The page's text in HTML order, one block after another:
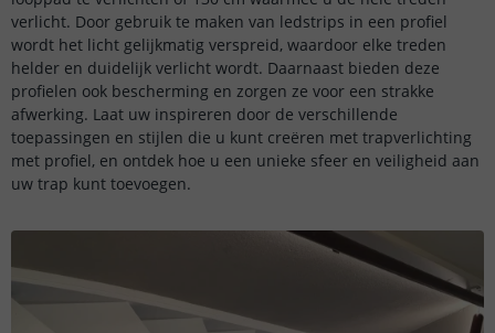
verlicht. Door gebruik te maken van ledstrips in een profiel
wordt het licht gelijkmatig verspreid, waardoor elke treden
helder en duidelijk verlicht wordt. Daarnaast bieden deze
profielen ook bescherming en zorgen ze voor een strakke
afwerking. Laat uw inspireren door de verschillende
toepassingen en stijlen die u kunt creëren met trapverlichting
met profiel, en ontdek hoe u een unieke sfeer en veiligheid aan
uw trap kunt toevoegen.